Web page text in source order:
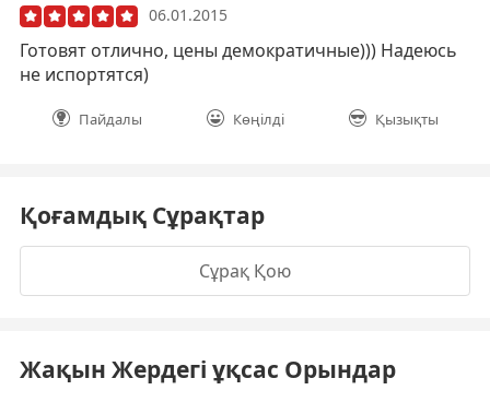
06.01.2015
Готовят отлично, цены демократичные))) Надеюсь
не испортятся)
Пайдалы Көңілді Қызықты
Қоғамдық Сұрақтар
Сұрақ Қою
Жақын Жердегі ұқсас Орындар